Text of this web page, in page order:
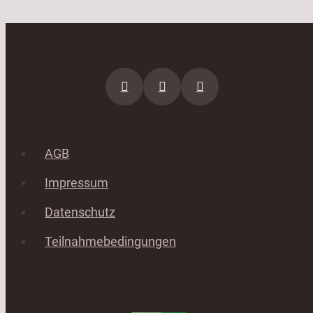
AGB
Impressum
Datenschutz
Teilnahmebedingungen